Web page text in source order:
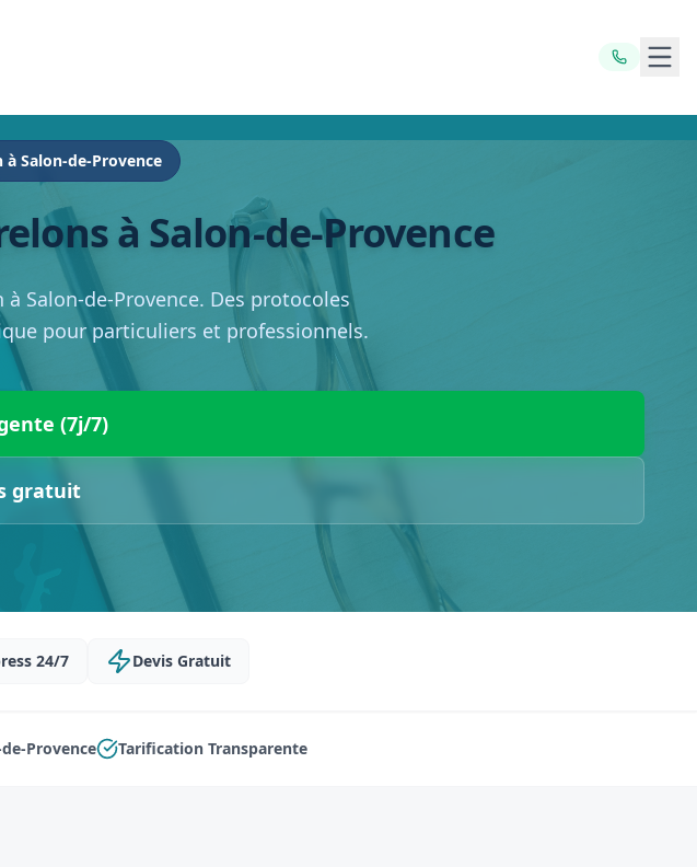
Salon-de-Provence
à Salon-de-Provence
Salon-de-Provence. Des protocoles
pour particuliers et professionnels.
(7j/7)
gratuit
24/7 Devis Gratuit
Provence Tarification Transparente